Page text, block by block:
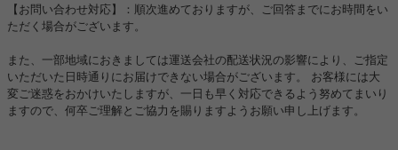
【お問い合わせ対応】：順次進めておりますが、ご回答までにお時間をい
ただく場合がございます。
また、一部地域におきましては運送会社の配送状況の影響により、ご指定
いただいた日時通りにお届けできない場合がございます。 お客様には大
変ご迷惑をおかけいたしますが、一日も早く対応できるよう努めてまいり
ますので、何卒ご理解とご協力を賜りますようお願い申し上げます。